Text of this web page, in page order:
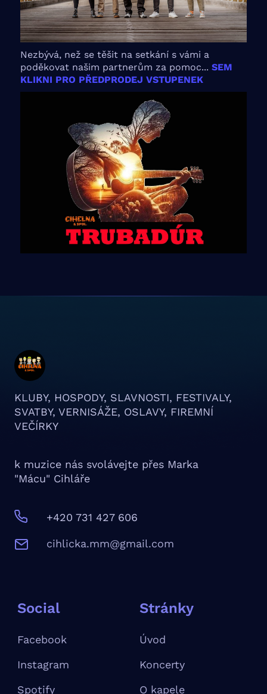
Nezbývá, než se těšit na setkání s vámi a
poděkovat našim partnerům za pomoc... SEM
KLIKNI PRO PŘEDPRODEJ VSTUPENEK
KLUBY, HOSPODY, SLAVNOSTI, FESTIVALY,
SVATBY, VERNISÁŽE, OSLAVY, FIREMNÍ
VEČÍRKY
k muzice nás svolávejte přes Marka
"Mácu" Cihláře
+420 731 427 606
cihlicka.mm@gmail.com
Social
Facebook
Instagram
Spotify
Stránky
Úvod
Koncerty
O kapele